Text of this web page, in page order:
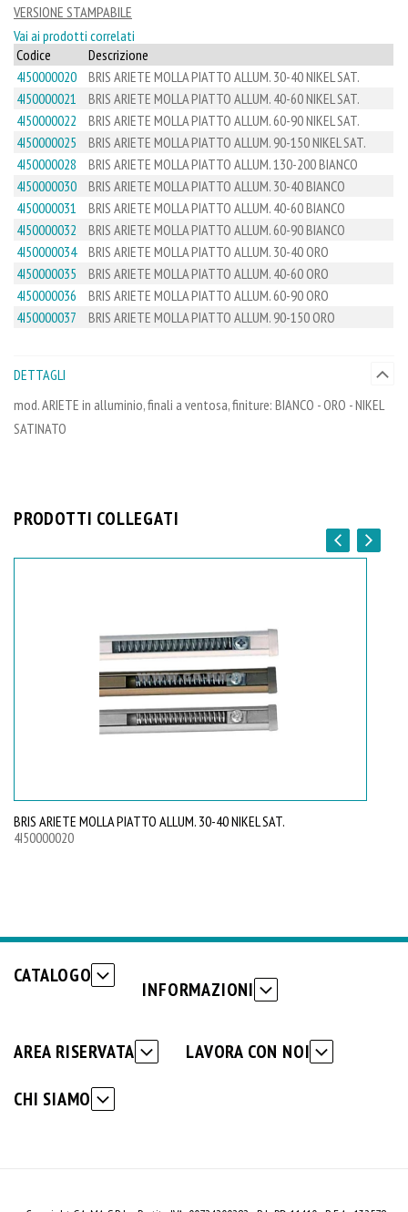
VERSIONE STAMPABILE
Vai ai prodotti correlati
Codice
Descrizione
4I50000020
BRIS ARIETE MOLLA PIATTO ALLUM. 30-40 NIKEL SAT.
4I50000021
BRIS ARIETE MOLLA PIATTO ALLUM. 40-60 NIKEL SAT.
4I50000022
BRIS ARIETE MOLLA PIATTO ALLUM. 60-90 NIKEL SAT.
4I50000025
BRIS ARIETE MOLLA PIATTO ALLUM. 90-150 NIKEL SAT.
4I50000028
BRIS ARIETE MOLLA PIATTO ALLUM. 130-200 BIANCO
4I50000030
BRIS ARIETE MOLLA PIATTO ALLUM. 30-40 BIANCO
4I50000031
BRIS ARIETE MOLLA PIATTO ALLUM. 40-60 BIANCO
4I50000032
BRIS ARIETE MOLLA PIATTO ALLUM. 60-90 BIANCO
4I50000034
BRIS ARIETE MOLLA PIATTO ALLUM. 30-40 ORO
4I50000035
BRIS ARIETE MOLLA PIATTO ALLUM. 40-60 ORO
4I50000036
BRIS ARIETE MOLLA PIATTO ALLUM. 60-90 ORO
4I50000037
BRIS ARIETE MOLLA PIATTO ALLUM. 90-150 ORO
DETTAGLI
mod. ARIETE in alluminio, finali a ventosa, finiture: BIANCO - ORO - NIKEL
SATINATO
PRODOTTI COLLEGATI
BRIS ARIETE MOLLA PIATTO ALLUM. 30-40 NIKEL SAT.
4I50000020
CHI SIAMO
CATALOGO
INFORMAZIONI
AREA RISERVATA LAVORA CON NOI